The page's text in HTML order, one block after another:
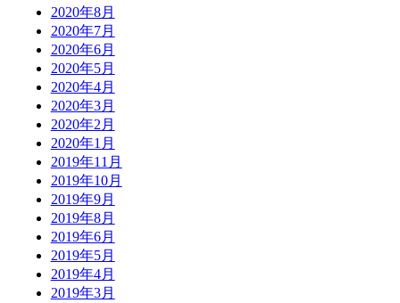
2020年8月
2020年7月
2020年6月
2020年5月
2020年4月
2020年3月
2020年2月
2020年1月
2019年11月
2019年10月
2019年9月
2019年8月
2019年6月
2019年5月
2019年4月
2019年3月